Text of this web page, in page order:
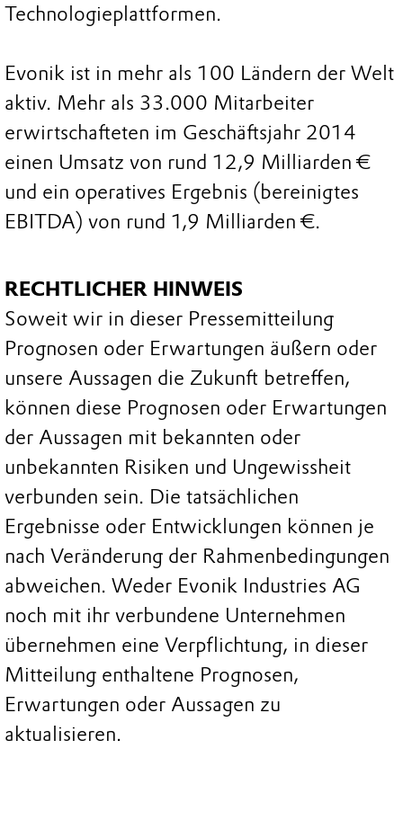
Technologieplattformen.
Evonik ist in mehr als 100 Ländern der Welt
aktiv. Mehr als 33.000 Mitarbeiter
erwirtschafteten im Geschäftsjahr 2014
einen Umsatz von rund 12,9 Milliarden €
und ein operatives Ergebnis (bereinigtes
EBITDA) von rund 1,9 Milliarden €.
RECHTLICHER HINWEIS
Soweit wir in dieser Pressemitteilung
Prognosen oder Erwartungen äußern oder
unsere Aussagen die Zukunft betreffen,
können diese Prognosen oder Erwartungen
der Aussagen mit bekannten oder
unbekannten Risiken und Ungewissheit
verbunden sein. Die tatsächlichen
Ergebnisse oder Entwicklungen können je
nach Veränderung der Rahmenbedingungen
abweichen. Weder Evonik Industries AG
noch mit ihr verbundene Unternehmen
übernehmen eine Verpflichtung, in dieser
Mitteilung enthaltene Prognosen,
Erwartungen oder Aussagen zu
aktualisieren.